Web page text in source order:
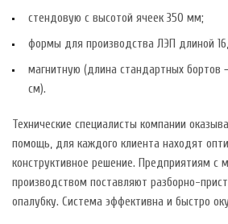
стендовую с высотой ячеек 350 мм;
формы для производства ЛЭП длиной
магнитную (длина стандартных бортов
см).
Технические специалисты компании
помощь, для каждого клиента находят
конструктивное решение. Предприятиям с
производством поставляют разборно-
опалубку. Система эффективна и быстро